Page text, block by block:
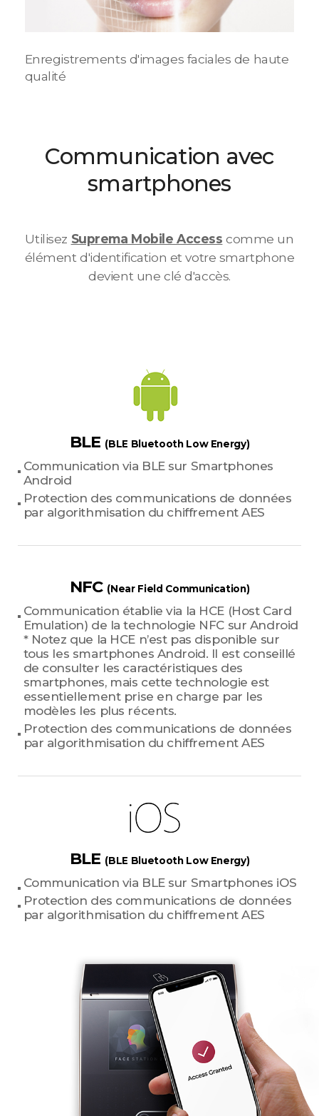
Enregistrements d'images faciales de haute
qualité
Communication avec
smartphones
Utilisez Suprema Mobile Access comme un
élément d'identification et votre smartphone
devient une clé d'accès.
BLE (BLE Bluetooth Low Energy)
Communication via BLE sur Smartphones
Android
Protection des communications de données
par algorithmisation du chiffrement AES
NFC (Near Field Communication)
Communication établie via la HCE (Host Card
Emulation) de la technologie NFC sur Android
* Notez que la HCE n’est pas disponible sur
tous les smartphones Android. Il est conseillé
de consulter les caractéristiques des
smartphones, mais cette technologie est
essentiellement prise en charge par les
modèles les plus récents.
Protection des communications de données
par algorithmisation du chiffrement AES
BLE (BLE Bluetooth Low Energy)
Communication via BLE sur Smartphones iOS
Protection des communications de données
par algorithmisation du chiffrement AES